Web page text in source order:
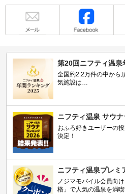
第20回ニフティ温
全国約2.2万件の中から
気施設は…
ニフティ温泉 サウ
おふろ好きユーザーの
決定！
ニフティ温泉プレミ
ノジマモバイル会員向
格」で人気の温泉を満喫